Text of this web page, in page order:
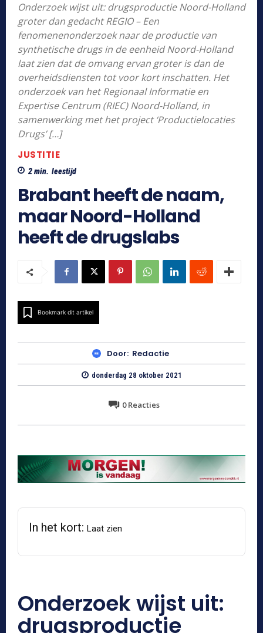
Onderzoek wijst uit: drugsproductie Noord-Holland
groter dan gedacht REGIO – Een
fenomenenonderzoek naar de productie van
synthetische drugs in de eenheid Noord-Holland
laat zien dat de omvang ervan groter is dan de
overheidsdiensten tot voor kort inschatten. Het
onderzoek van het Regionaal Informatie en
Expertise Centrum (RIEC) Noord-Holland, in
samenwerking met het project ‘Productielocaties
Drugs’ […]
JUSTITIE
2min. leestijd
Brabant heeft de naam,
maar Noord-Holland
heeft de drugslabs
Bookmark dit artikel
Door: Redactie
donderdag 28 oktober 2021
0Reacties
In het kort: Laat zien
Onderzoek wijst uit:
drugsproductie